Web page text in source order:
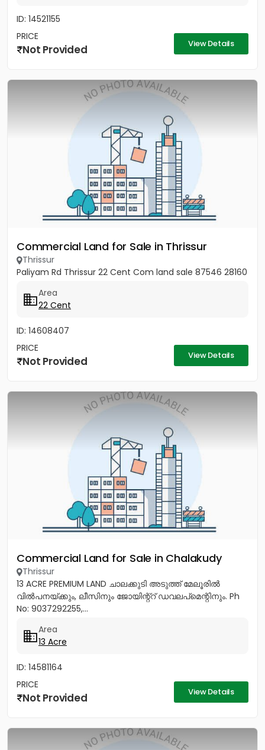
ID: 14521155
PRICE
Not Provided View Details
Commercial Land for Sale in Thrissur
Thrissur
Paliyam Rd Thrissur 22 Cent Com land sale 87546 28160
Area
22 Cent
ID: 14608407
PRICE
Not Provided View Details
Commercial Land for Sale in Chalakudy
Thrissur
13 ACRE PREMIUM LAND ചാലക്കുടി അടുത്ത് മേലൂരിൽ
വിൽപനയ്ക്കും, ലീസിനും ജോയിന്റ്റ് ഡവലപ്മെന്റിനും. Ph
No: 9037292255,...
Area
13 Acre
ID: 14581164
PRICE
Not Provided View Details